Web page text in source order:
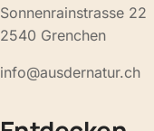
Sonnenrainstrasse 22
2540 Grenchen
info@ausdernatur.ch